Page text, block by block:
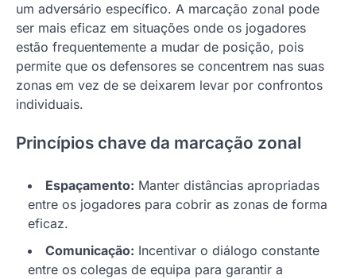
um adversário específico. A marcação zonal pode
ser mais eficaz em situações onde os jogadores
estão frequentemente a mudar de posição, pois
permite que os defensores se concentrem nas suas
zonas em vez de se deixarem levar por confrontos
individuais.
Princípios chave da marcação zonal
Espaçamento: Manter distâncias apropriadas
entre os jogadores para cobrir as zonas de forma
eficaz.
Comunicação: Incentivar o diálogo constante
entre os colegas de equipa para garantir a